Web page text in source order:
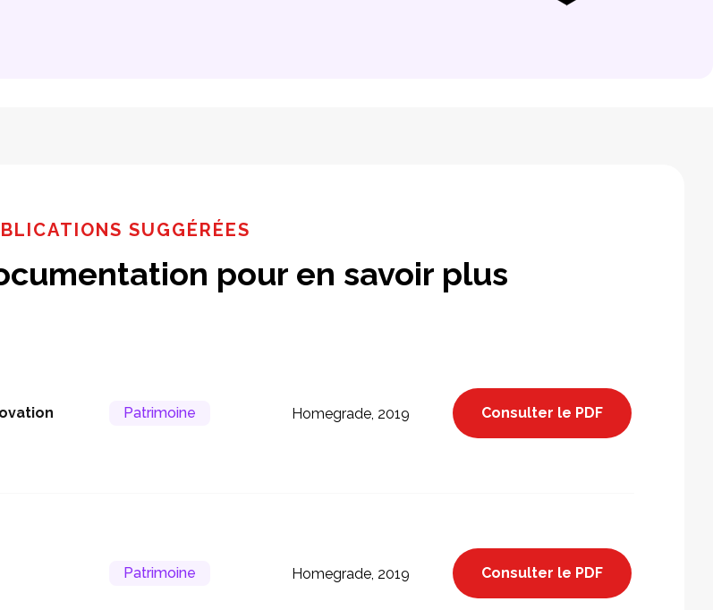
SUGGÉRÉES
pour en savoir plus
Patrimoine Homegrade, 2019 Consulter le PDF
Patrimoine Homegrade, 2019 Consulter le PDF